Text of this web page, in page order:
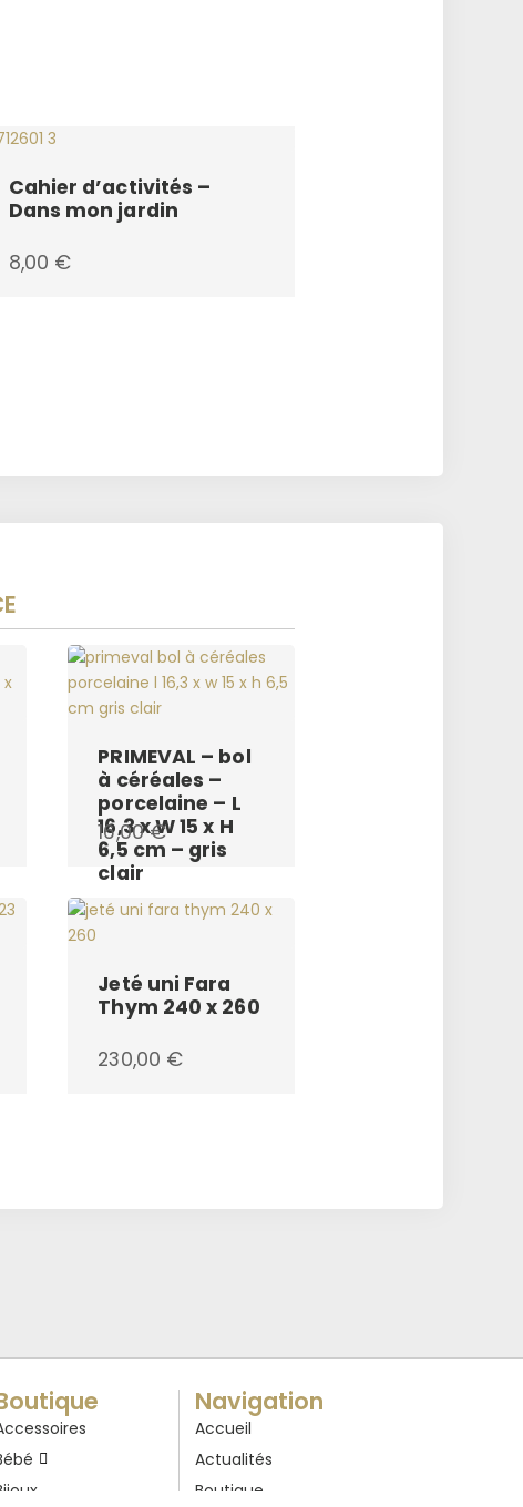
Cahier d’activités –
Dans mon jardin
8,00 €
PRIMEVAL – bol
à céréales –
porcelaine – L
16,3 x W 15 x H
6,5 cm – gris
clair
16,00€
Jeté uni Fara
Thym 240 x 260
230,00 €
Navigation
Accueil
Actualités
Boutique